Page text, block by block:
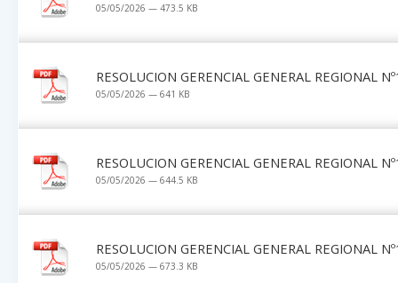
05/05/2026 — 473.5 KB
RESOLUCION GERENCIAL GENERAL REGIONAL
05/05/2026 — 641 KB
RESOLUCION GERENCIAL GENERAL REGIONAL
05/05/2026 — 644.5 KB
RESOLUCION GERENCIAL GENERAL REGIONAL
05/05/2026 — 673.3 KB